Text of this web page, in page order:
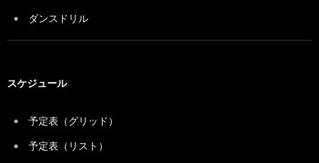
ダンスドリル
スケジュール
予定表（グリッド）
予定表（リスト）